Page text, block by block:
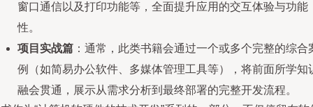
窗口通信以及打印功能等，全面提升应用的交互体验与功能
性。
项目实战篇 ：通常，此类书籍会通过一个或多个完整的综合
例（如简易办公软件、多媒体管理工具等），将前面所学知
融会贯通，展示从需求分析到最终部署的完整开发流程。